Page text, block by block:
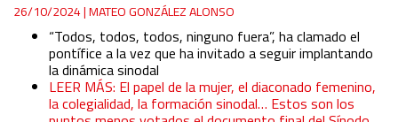
26/10/2024|MATEO GONZÁLEZ ALONSO
“Todos, todos, todos, ninguno fuera”, ha clamado el
pontífice a la vez que ha invitado a seguir implantando
la dinámica sinodal
LEER MÁS: El papel de la mujer, el diaconado femenino,
la colegialidad, la formación sinodal… Estos son los